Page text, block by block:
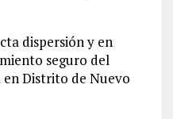
dispersión y en
seguro del
Distrito de Nuevo